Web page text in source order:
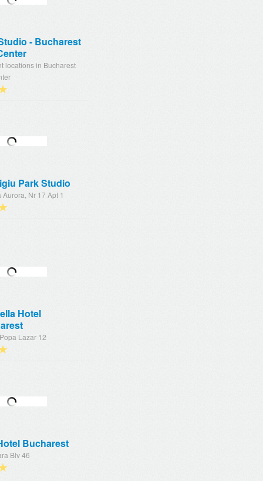
- Bucharest
locations in Bucharest
Park Studio
Aurora, Nr 17 Apt 1
Hotel
Lazar 12
Bucharest
Blv 46